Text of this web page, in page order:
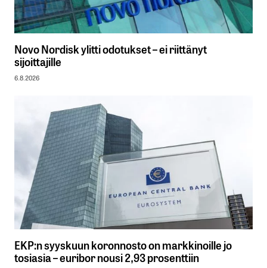
Novo Nordisk ylitti odotukset – ei riittänyt
sijoittajille
6.8.2026
EKP:n syyskuun koronnosto on markkinoille jo
tosiasia – euribor nousi 2,93 prosenttiin